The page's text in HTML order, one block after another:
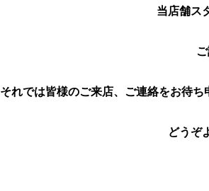
当店舗ス
それでは皆様のご来店、ご連絡をお待ち
どうぞ